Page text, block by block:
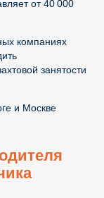
от 40 000
компаниях
занятости
и Москве